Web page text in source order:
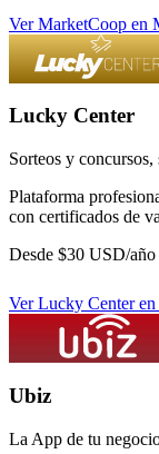
VerMarketCoop en
Lucky Center
Sorteos y
Plataforma
con certificados de
Desde $30 USD/año
VerLucky Centeren
Ubiz
La App de tu